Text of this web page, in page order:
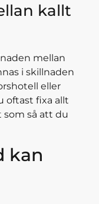
kallt
mellan
i skillnaden
eller
oftast fixa allt
så att du
kan